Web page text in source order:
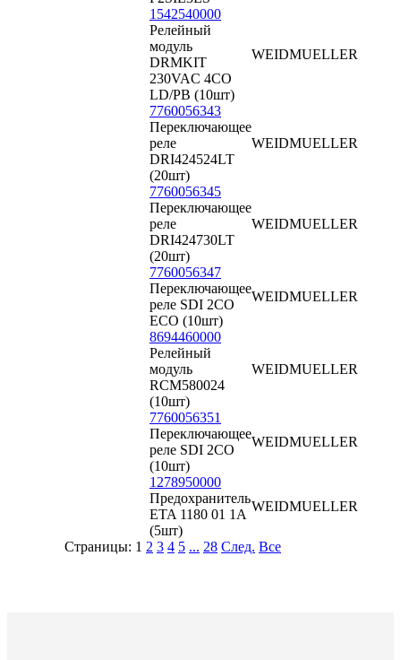
1542540000
Релейный
модуль
DRMKIT
230VAC 4CO
LD/PB (10шт)
WEIDMUELLER
7760056343
Переключающее
реле
DRI424524LT
(20шт)
WEIDMUELLER
7760056345
Переключающее
реле
DRI424730LT
(20шт)
WEIDMUELLER
7760056347
Переключающее
реле SDI 2CO
ECO (10шт)
WEIDMUELLER
8694460000
Релейный
модуль
RCM580024
(10шт)
WEIDMUELLER
7760056351
Переключающее
реле SDI 2CO
(10шт)
WEIDMUELLER
1278950000
Предохранитель
ETA 1180 01 1A
(5шт)
WEIDMUELLER
Страницы: 1 2 3 4 5 ... 28 След. Все